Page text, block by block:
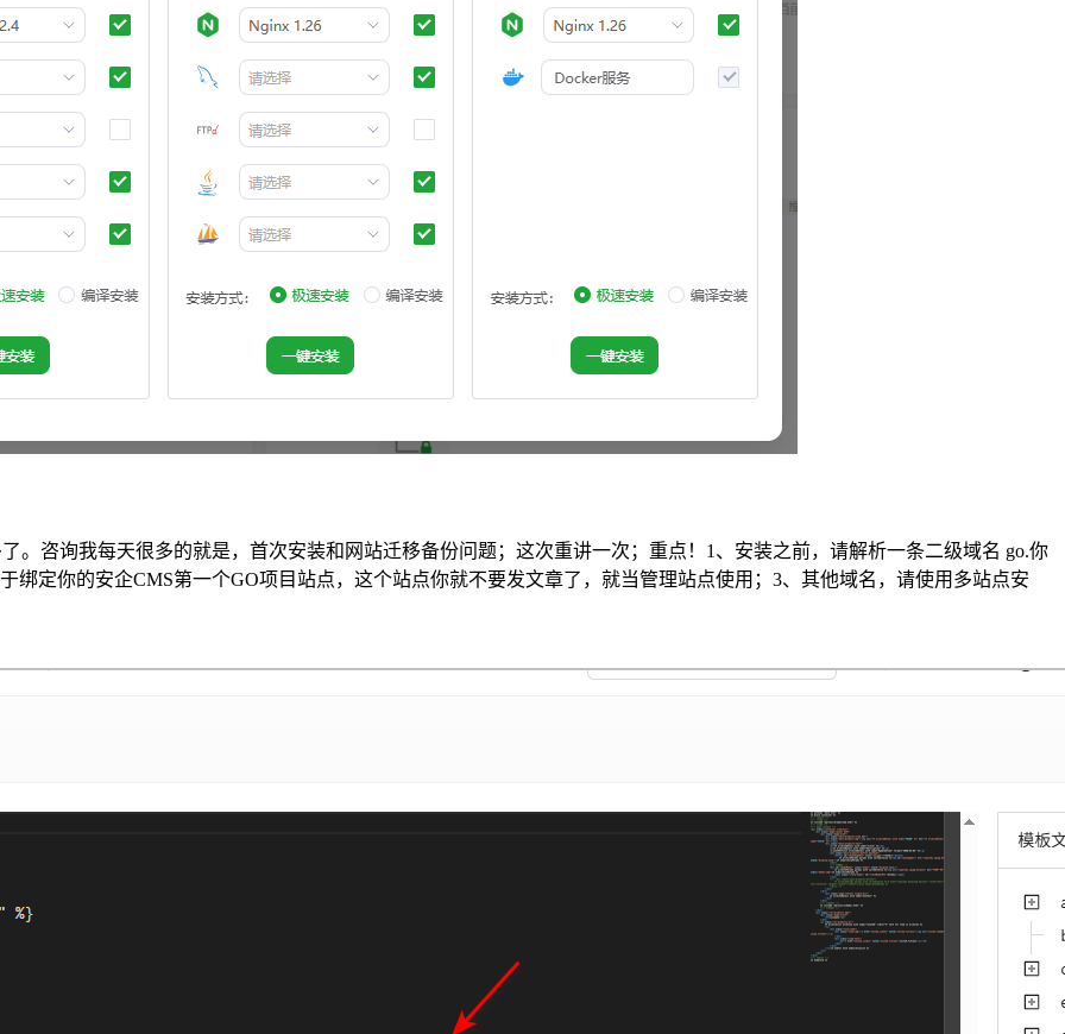
。咨询我每天很多的就是，首次安装和网站迁移备份问题；这次重讲一次；重点！1、安装之前，请解析一条二级域名 go.你
绑定你的安企CMS第一个GO项目站点，这个站点你就不要发文章了，就当管理站点使用；3、其他域名，请使用多站点安